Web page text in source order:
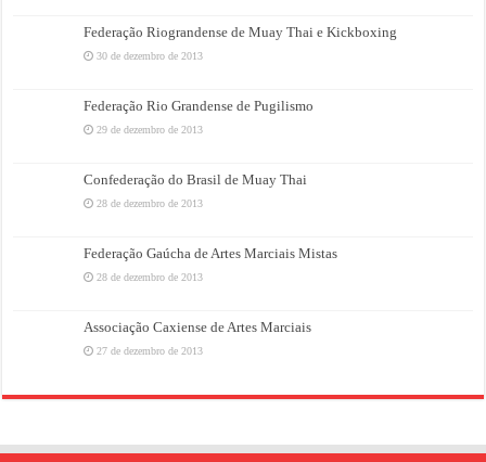
Federação Riograndense de Muay Thai e Kickboxing
30 de dezembro de 2013
Federação Rio Grandense de Pugilismo
29 de dezembro de 2013
Confederação do Brasil de Muay Thai
28 de dezembro de 2013
Federação Gaúcha de Artes Marciais Mistas
28 de dezembro de 2013
Associação Caxiense de Artes Marciais
27 de dezembro de 2013